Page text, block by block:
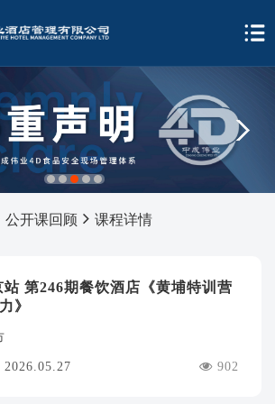
1 2 3 4 5
公开课回顾 课程详情
站 第246期餐饮酒店《黄埔特训营
》
902